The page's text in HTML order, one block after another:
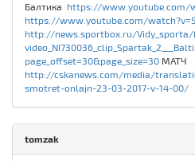
Балтика https://www.youtube.com/
https://www.youtube.com/
http://news.sportbox.ru/
page_offset=30&page_size=30 МАТЧ
http://cskanews.com/media/
smotret-onlajn-23-03-2017-v-14-00/
tomzak